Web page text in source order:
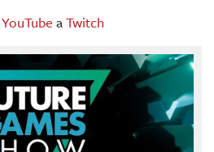
YouTube aTwitch